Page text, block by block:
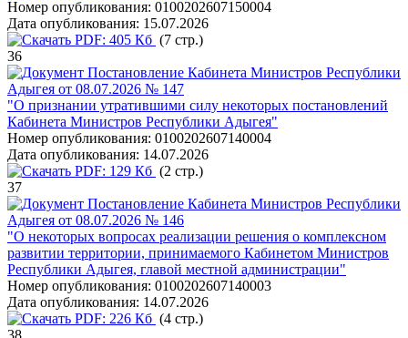
Номер опубликования: 0100202607150004
Дата опубликования: 15.07.2026
PDF: 405 Кб (7 стр.)
36
Постановление Кабинета Министров Республики
Адыгея от 08.07.2026 № 147
"О признании утратившими силу некоторых постановлений
Кабинета Министров Республики Адыгея"
Номер опубликования: 0100202607140004
Дата опубликования: 14.07.2026
PDF: 129 Кб (2 стр.)
37
Постановление Кабинета Министров Республики
Адыгея от 08.07.2026 № 146
"О некоторых вопросах реализации решения о комплексном
развитии территории, принимаемого Кабинетом Министров
Республики Адыгея, главой местной администрации"
Номер опубликования: 0100202607140003
Дата опубликования: 14.07.2026
PDF: 226 Кб (4 стр.)
38